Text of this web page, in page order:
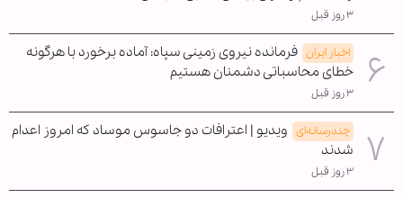
۳ روز قبل
اخبار ایران فرمانده نیروی زمینی سپاه: آماده برخورد با هرگونه
خطای محاسباتی دشمنان هستیم
۳ روز قبل
چندرسانه‌ای ویدیو | اعترافات دو جاسوس موساد که امروز اعدام
شدند
۳ روز قبل